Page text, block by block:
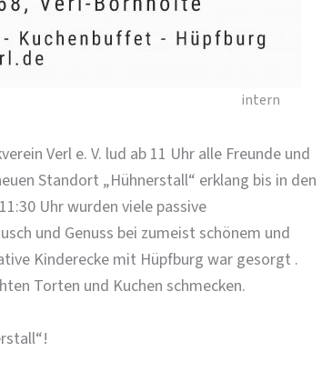
intern
Verl e. V. lud ab 11 Uhr alle Freunde und
Standort „Hühnerstall“ erklang bis in den
Uhr wurden viele passive
und Genuss bei zumeist schönem und
Kinderecke mit Hüpfburg war gesorgt .
Torten und Kuchen schmecken.